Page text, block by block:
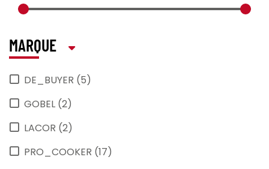
MARQUE
DE_BUYER (5)
GOBEL (2)
LACOR (2)
PRO_COOKER (17)